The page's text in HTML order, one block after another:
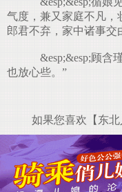
气度，兼又家庭不凡，
郎君不弃，家中诸事交
&esp;&esp;顾含
也放心些。”
如果您喜欢【东